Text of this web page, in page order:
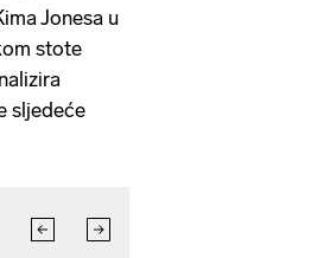
Jonesa u
stote
sljedeće